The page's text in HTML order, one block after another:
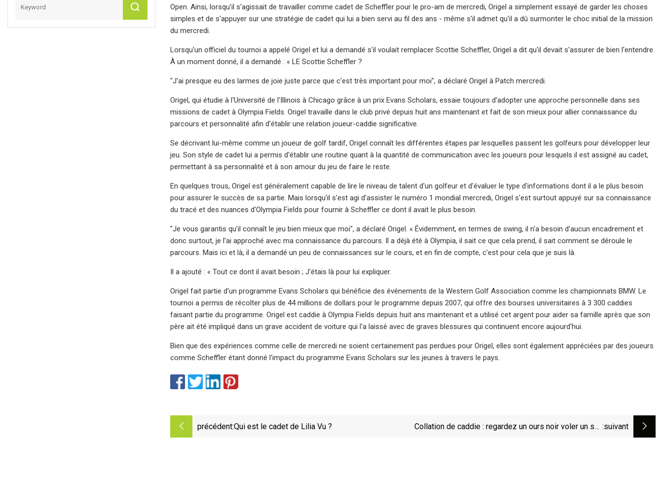
Open. Ainsi, lorsqu'il s'agissait de travailler comme cadet de Scheffler pour le pro-am de mercredi, Origel a simplement essayé de garder les choses
simples et de s'appuyer sur une stratégie de cadet qui lui a bien servi au fil des ans - même s'il admet qu'il a dû surmonter le choc initial de la mission
du mercredi.
Lorsqu'un officiel du tournoi a appelé Origel et lui a demandé s'il voulait remplacer Scottie Scheffler, Origel a dit qu'il devait s'assurer de bien l'entendre.
À un moment donné, il a demandé : « LE Scottie Scheffler ?
"J'ai presque eu des larmes de joie juste parce que c'est très important pour moi", a déclaré Origel à Patch mercredi.
Origel, qui étudie à l'Université de l'Illinois à Chicago grâce à un prix Evans Scholars, essaie toujours d'adopter une approche personnelle dans ses
missions de cadet à Olympia Fields. Origel travaille dans le club privé depuis huit ans maintenant et fait de son mieux pour allier connaissance du
parcours et personnalité afin d'établir une relation joueur-caddie significative.
Se décrivant lui-même comme un joueur de golf tardif, Origel connaît les différentes étapes par lesquelles passent les golfeurs pour développer leur
jeu. Son style de cadet lui a permis d'établir une routine quant à la quantité de communication avec les joueurs pour lesquels il est assigné au cadet,
permettant à sa personnalité et à son amour du jeu de faire le reste.
En quelques trous, Origel est généralement capable de lire le niveau de talent d'un golfeur et d'évaluer le type d'informations dont il a le plus besoin
pour assurer le succès de sa partie. Mais lorsqu'il s'est agi d'assister le numéro 1 mondial mercredi, Origel s'est surtout appuyé sur sa connaissance
du tracé et des nuances d'Olympia Fields pour fournir à Scheffler ce dont il avait le plus besoin.
"Je vous garantis qu'il connaît le jeu bien mieux que moi", a déclaré Origel. « Évidemment, en termes de swing, il n'a besoin d'aucun encadrement et
donc surtout, je l'ai approché avec ma connaissance du parcours. Il a déjà été à Olympia, il sait ce que cela prend, il sait comment se déroule le
parcours. Mais ici et là, il a demandé un peu de connaissances sur le cours, et en fin de compte, c'est pour cela que je suis là.
Il a ajouté : « Tout ce dont il avait besoin ; J'étais là pour lui expliquer.
Origel fait partie d'un programme Evans Scholars qui bénéficie des événements de la Western Golf Association comme les championnats BMW. Le
tournoi a permis de récolter plus de 44 millions de dollars pour le programme depuis 2007, qui offre des bourses universitaires à 3 300 caddies
faisant partie du programme. Origel est caddie à Olympia Fields depuis huit ans maintenant et a utilisé cet argent pour aider sa famille après que son
père ait été impliqué dans un grave accident de voiture qui l'a laissé avec de graves blessures qui continuent encore aujourd'hui.
Bien que des expériences comme celle de mercredi ne soient certainement pas perdues pour Origel, elles sont également appréciées par des joueurs
comme Scheffler étant donné l'impact du programme Evans Scholars sur les jeunes à travers le pays.
précédent:Qui est le cadet de Lilia Vu ?
Collation de caddie : regardez un ours noir voler un sac :suivant